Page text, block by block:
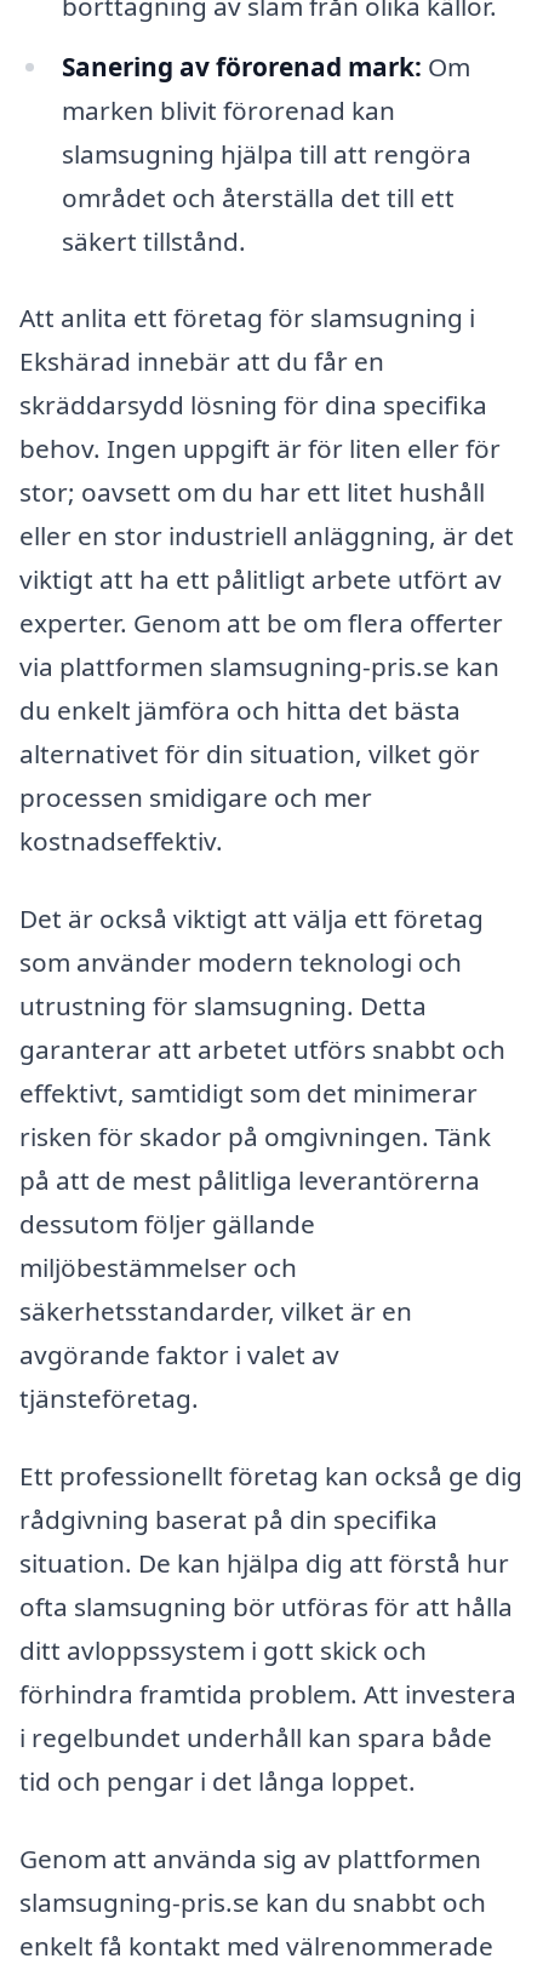
Sanering av förorenad mark: Om
marken blivit förorenad kan
slamsugning hjälpa till att rengöra
området och återställa det till ett
säkert tillstånd.
Att anlita ett företag för slamsugning i
Ekshärad innebär att du får en
skräddarsydd lösning för dina specifika
behov. Ingen uppgift är för liten eller för
stor; oavsett om du har ett litet hushåll
eller en stor industriell anläggning, är det
viktigt att ha ett pålitligt arbete utfört av
experter. Genom att be om flera offerter
via plattformen slamsugning-pris.se kan
du enkelt jämföra och hitta det bästa
alternativet för din situation, vilket gör
processen smidigare och mer
kostnadseffektiv.
Det är också viktigt att välja ett företag
som använder modern teknologi och
utrustning för slamsugning. Detta
garanterar att arbetet utförs snabbt och
effektivt, samtidigt som det minimerar
risken för skador på omgivningen. Tänk
på att de mest pålitliga leverantörerna
dessutom följer gällande
miljöbestämmelser och
säkerhetsstandarder, vilket är en
avgörande faktor i valet av
tjänsteföretag.
Ett professionellt företag kan också ge dig
rådgivning baserat på din specifika
situation. De kan hjälpa dig att förstå hur
ofta slamsugning bör utföras för att hålla
ditt avloppssystem i gott skick och
förhindra framtida problem. Att investera
i regelbundet underhåll kan spara både
tid och pengar i det långa loppet.
Genom att använda sig av plattformen
slamsugning-pris.se kan du snabbt och
enkelt få kontakt med välrenommerade